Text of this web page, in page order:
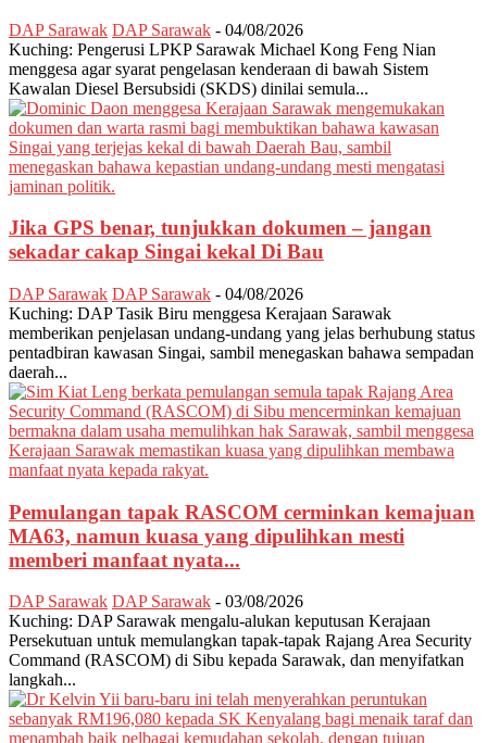
DAP Sarawak DAP Sarawak - 04/08/2026
Kuching: Pengerusi LPKP Sarawak Michael Kong Feng Nian
menggesa agar syarat pengelasan kenderaan di bawah Sistem
Kawalan Diesel Bersubsidi (SKDS) dinilai semula...
Jika GPS benar, tunjukkan dokumen – jangan
sekadar cakap Singai kekal Di Bau
DAP Sarawak DAP Sarawak - 04/08/2026
Kuching: DAP Tasik Biru menggesa Kerajaan Sarawak
memberikan penjelasan undang-undang yang jelas berhubung status
pentadbiran kawasan Singai, sambil menegaskan bahawa sempadan
daerah...
Pemulangan tapak RASCOM cerminkan kemajuan
MA63, namun kuasa yang dipulihkan mesti
memberi manfaat nyata...
DAP Sarawak DAP Sarawak - 03/08/2026
Kuching: DAP Sarawak mengalu-alukan keputusan Kerajaan
Persekutuan untuk memulangkan tapak-tapak Rajang Area Security
Command (RASCOM) di Sibu kepada Sarawak, dan menyifatkan
langkah...